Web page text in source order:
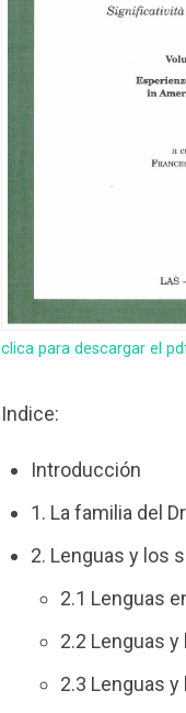
clica para descargar el
Indice:
Introducción
1. La familia del
2. Lenguas y los
2.1 Lenguas
2.2 Lenguas
2.3 Lenguas